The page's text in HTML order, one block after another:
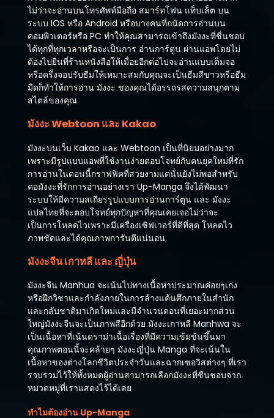
ไม่ว่าจะอ่านบนโทรศัพท์มือถือ สมาร์ทโฟน แท็บเล็ต บน
ระบบ IOS หรือ Android หรือบางคนที่ถนัดการอ่านบน
คอมพิวเตอร์หรือ PC ทำให้คุณสามารถเข้าถึงมังงะที่ชื่นชอบ
ได้ทุกที่ทุกเวลาหรือจะเป็นการ อ่านการ์ตูน ผ่านแอพโดยไม่
ต้องไปยืนที่ร้านหนังสือให้เมื่อยอีกต่อไปจะอ่านแบบเต็มจอ
หรือครึ่งจอปรับธีมให้เหมาะสมกับคุณจะเป็นธีมสีขาวหรือธีม
มืดก็ทำให้การอ่าน มังงะ ของคุณได้อรรถรสความสนุกตาม
สไตล์ของคุณ
มังงะ Webtoon และ Kakao
มังงะบนเว็บ Kakao และ Webtoon เป็นที่นิยมอย่างมาก
เพราะมีรูปแบบแอพที่ใช้งานง่ายตอบโจทย์กับคนยุคใหม่ที่รัก
การอ่านในตอนนี้กราฟฟิคที่สวยงามแต่นั่นยังไม่พอสำหรับ
คอมังงะที่รักการอ่านอย่างเรา Up-Manga จึงได้พัฒนา
ระบบให้มีความสเถียรรูปแบบการอ่านการ์ตูน และ มังงะ
แปลไทยที่จะตอบโจทย์ทุกปัญหาที่คุณเคยเจอไม่ว่าจะ
เป็นการโหลดไวเพราะมีเครื่องเซิฟเวอร์ที่ดีที่สุด โหลดไว
ภาพชัดและได้คุณภาพการันตีแน่นอน
มังงะจีน เกาหลี และ ญี่ปุ่น
มังงะจีน Manhua จะเน้นไปทางเนื้อหาประมาณค่อยๆเก่ง
หรือฝึกวิชาและกำลังภายในการล้างแค้นศึกภายในสำนัก
และกลับชาติมาเกิดใหม่และมีจำนวนตอนที่เยอะมากส่วน
ใหญ่มังงะจีนจะเป็นภาพสีอีกด้วย มังงะเกาหลี Manhwa จะ
เป็นเนื้อหาที่เน้นดราม่าเนื้อเรื่องที่มีความเข้มข้นขึ้นมา
คุณภาพตอนนี้จะคล้ายๆ มังงะญี่ปุ่น Manga ที่จะเน้นใน
เนื้อหาของต่างโลกชีวิตประจำวันและฉากเซอวิสต่างๆ ที่เรา
รวบรวมไว้ให้ทั้งหมดผู้อ่านสามารถเลือกมังงะที่ชืนชอบจาก
หมวดหมู่ที่เราแสดงไว้ได้เลย
ทำไมต้องอ่าน Up-Manga